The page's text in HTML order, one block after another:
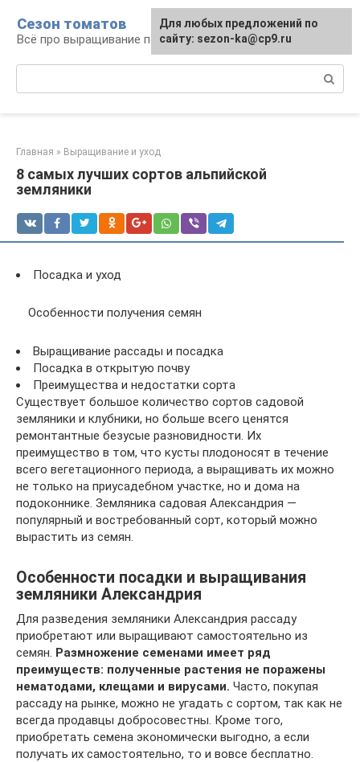
контенту
Сезон томатов
Всё про выращивание помидоров
Главная » Выращивание и уход
8 самых лучших сортов альпийской
земляники
Посадка и уход
Особенности получения семян
Выращивание рассады и посадка
Посадка в открытую почву
Преимущества и недостатки сорта
Существует большое количество сортов садовой
земляники и клубники, но больше всего ценятся
ремонтантные безусые разновидности. Их
преимущество в том, что кусты плодоносят в течение
всего вегетационного периода, а выращивать их можно
не только на приусадебном участке, но и дома на
подоконнике. Земляника садовая Александрия —
популярный и востребованный сорт, который можно
вырастить из семян.
Особенности посадки и выращивания
земляники Александрия
Для разведения земляники Александрия рассаду
приобретают или выращивают самостоятельно из
семян. Размножение семенами имеет ряд
преимуществ: полученные растения не поражены
нематодами, клещами и вирусами. Часто, покупая
рассаду на рынке, можно не угадать с сортом, так как не
всегда продавцы добросовестны. Кроме того,
приобретать семена экономически выгодно, а если
получать их самостоятельно, то и вовсе бесплатно.
Для любых предложений по
сайту: sezon-ka@cp9.ru